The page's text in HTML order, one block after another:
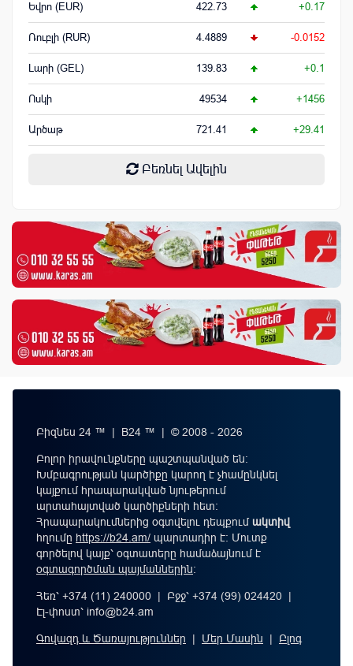
Եվրո (EUR) 422.73 +0.17
Ռուբլի (RUR) 4.4889 -0.0152
Լարի (GEL) 139.83 +0.1
Ոսկի 49534 +1456
Արծաթ 721.41 +29.41
Բեռնել Ավելին
Բիզնես 24 ™ | B24 ™ | © 2008 - 2026
Բոլոր իրավունքները պաշտպանված են:
Խմբագրության կարծիքը կարող է չհամընկնել
կայքում հրապարակված նյութերում
արտահայտված կարծիքների հետ:
Հրապարակումներից օգտվելու դեպքումակտիվ
հղումը https://b24.am/ պարտադիր է: Մուտք
գործելով կայք՝ օգտատերը համաձայնում է
օգտագործման պայմաններին։
Հեռ՝ +374 (11) 240000 | Բջջ՝ +374 (99) 024420 |
Էլ-փոստ՝ info@b24.am
Գովազդ և Ծառայություններ | Մեր Մասին | Բլոգ